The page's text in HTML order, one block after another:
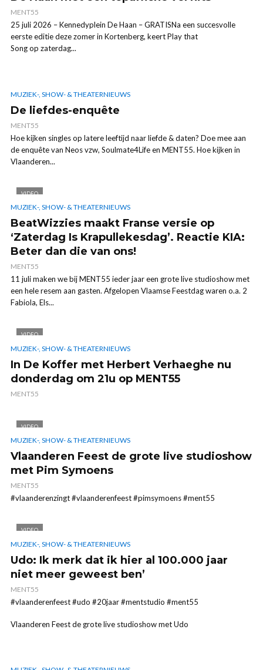
MENT55
25 juli 2026 – Kennedyplein De Haan – GRATISNa een succesvolle
eerste editie deze zomer in Kortenberg, keert Play that
Song op zaterdag...
MUZIEK-, SHOW- & THEATERNIEUWS
De liefdes-enquête
MENT55
Hoe kijken singles op latere leeftijd naar liefde & daten? Doe mee aan
de enquête van Neos vzw, Soulmate4Life en MENT55. Hoe kijken in
Vlaanderen...
VIDEO
MUZIEK-, SHOW- & THEATERNIEUWS
BeatWizzies maakt Franse versie op
‘Zaterdag Is Krapullekesdag’. Reactie KIA:
Beter dan die van ons!
MENT55
11 juli maken we bij MENT55 ieder jaar een grote live studioshow met
een hele resem aan gasten. Afgelopen Vlaamse Feestdag waren o.a. 2
Fabiola, Els...
VIDEO
MUZIEK-, SHOW- & THEATERNIEUWS
In De Koffer met Herbert Verhaeghe nu
donderdag om 21u op MENT55
MENT55
VIDEO
MUZIEK-, SHOW- & THEATERNIEUWS
Vlaanderen Feest de grote live studioshow
met Pim Symoens
MENT55
#vlaanderenzingt #vlaanderenfeest #pimsymoens #ment55
VIDEO
MUZIEK-, SHOW- & THEATERNIEUWS
Udo: Ik merk dat ik hier al 100.000 jaar
niet meer geweest ben’
MENT55
#vlaanderenfeest #udo #20jaar #mentstudio #ment55
Vlaanderen Feest de grote live studioshow met Udo